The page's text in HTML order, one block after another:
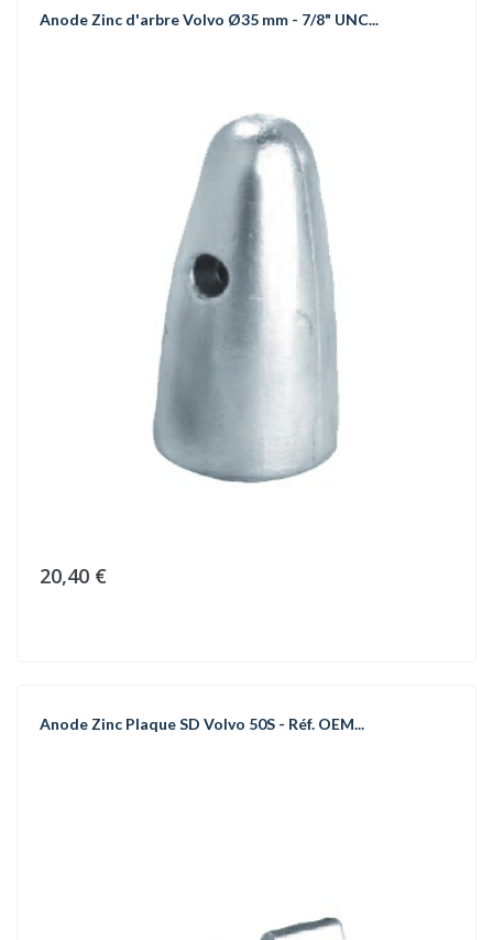
Anode Zinc d'arbre Volvo Ø35 mm - 7/8" UNC...
20,40 €
Anode Zinc Plaque SD Volvo 50S - Réf. OEM...